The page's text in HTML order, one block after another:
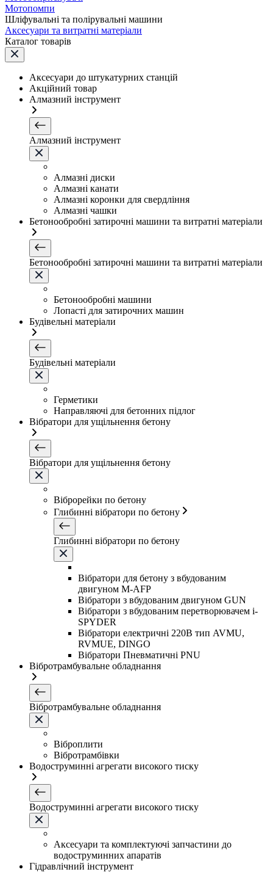
Мотопомпи
Шліфувальні та полірувальні машини
Аксесуари та витратні матеріали
Каталог товарів
Аксесуари до штукатурних станцій
Акційний товар
Алмазний інструмент
Алмазний інструмент
Алмазні диски
Алмазні канати
Алмазні коронки для свердління
Алмазні чашки
Бетонообробні затирочні машини та витратні матеріали
Бетонообробні затирочні машини та витратні матеріали
Бетонообробні машини
Лопасті для затирочних машин
Будівельні матеріали
Будівельні матеріали
Герметики
Направляючі для бетонних підлог
Вібратори для ущільнення бетону
Вібратори для ущільнення бетону
Віброрейки по бетону
Глибинні вібратори по бетону
Глибинні вібратори по бетону
Вібратори для бетону з вбудованим
двигуном M-AFP
Вібратори з вбудованим двигуном GUN
Вібратори з вбудованим перетворювачем i-
SPYDER
Вібратори електричні 220B тип AVMU,
RVMUE, DINGO
Вібратори Пневматичні PNU
Вібротрамбувальне обладнання
Вібротрамбувальне обладнання
Віброплити
Вібротрамбівки
Водоструминні агрегати високого тиску
Водоструминні агрегати високого тиску
Аксесуари та комплектуючі запчастини до
водоструминних апаратів
Гідравлічний інструмент